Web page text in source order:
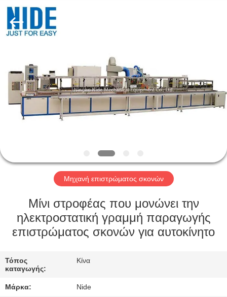
ΠΡΟΪΌΝΤΑ
ΠΕΡΊΠΟΥ
ΠΟΙΟΤΙΚΌΣ
ΈΛΕΓΧΟΣ
ΜΑΣ
ΕΛΆΤΕ
ΕΠΑΦΉ
ΜΕ
Nide
Rights
Μηχανή επιστρώματος σκονών
Μίνι στροφέας που μονώνει την
ηλεκτροστατική γραμμή παραγωγής
επιστρώματος σκονών για αυτοκίνητο
Τόπος
καταγωγής:
Κίνα
Μάρκα: Nide